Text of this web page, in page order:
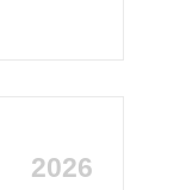
2026